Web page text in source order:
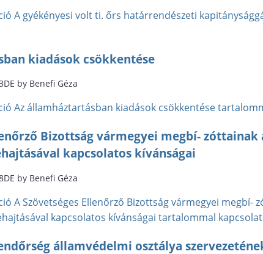
A gyékényesi volt ti. őrs határrendészeti
kiadások csökkentése
by Benefi Géza
Az államháztartásban kiadások csökkentése
Bizottság vármegyei megbí-
kapcsolatos kívánságai
by Benefi Géza
A Szövetséges Ellenőrző Bizottság vármegyei megbí-
kapcsolatos kívánságai tartalommal
államvédelmi osztálya